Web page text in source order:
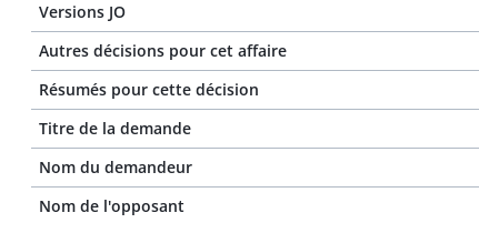
Versions JO
Autres décisions pour cet affaire
Résumés pour cette décision
Titre de la demande
Nom du demandeur
Nom de l'opposant